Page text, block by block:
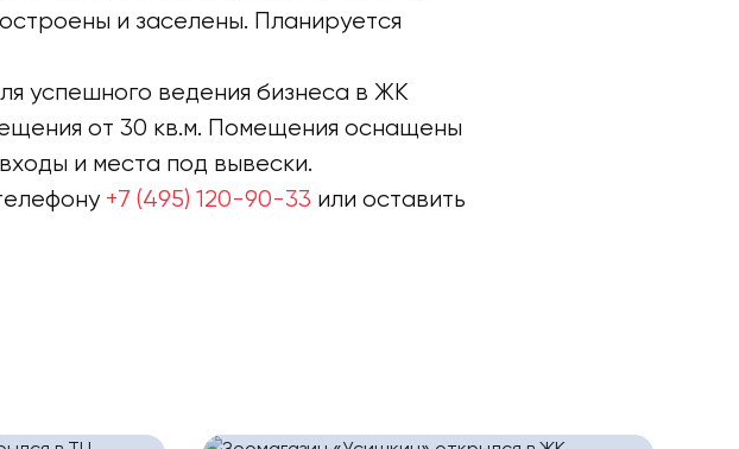
и заселены. Планируется
успешного ведения бизнеса в ЖК
от 30 кв.м. Помещения оснащены
и места под вывески.
+7 (495) 120-90-33 или оставить